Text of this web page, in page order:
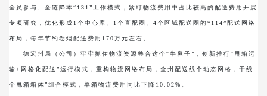
全员参与、全链降本“131”工作模式，紧盯物流费用中占比较高的配送费用开展
专项研究，优化形成1个中心库、1个直配圈、4个区域配送圈的“114”配送网络
布局，每年节约卷烟配送费用170万元左右。
德宏州局（公司）牢牢抓住物流资源整合这个“牛鼻子”，创新推行“甩箱运
输+网格化配送”运行模式，重构物流网络布局，全州配送线个动态网格，干线
个甩箱箱体”组合模式，单箱物流费用同比下降10.02%。